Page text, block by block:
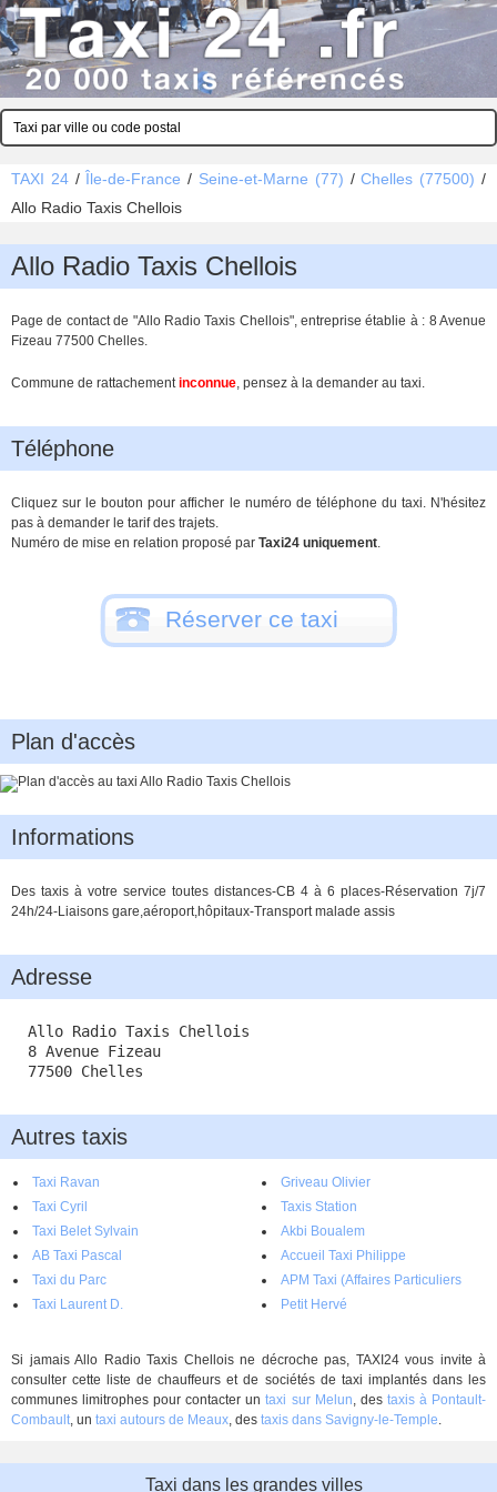
TAXI 24/ Île-de-France / Seine-et-Marne (77) /Chelles (77500) /
Allo Radio Taxis Chellois
Allo Radio Taxis Chellois
Page de contact de "Allo Radio Taxis Chellois", entreprise établie à : 8 Avenue
Fizeau 77500 Chelles.
Commune de rattachementinconnue, pensez à la demander au taxi.
Téléphone
Cliquez sur le bouton pour afficher le numéro de téléphone du taxi. N'hésitez
pas à demander le tarif des trajets.
Numéro de mise en relation proposé par Taxi24 uniquement.
Réserver ce taxi
Plan d'accès
Informations
Des taxis à votre service toutes distances-CB 4 à 6 places-Réservation 7j/7
24h/24-Liaisons gare,aéroport,hôpitaux-Transport malade assis
Adresse
Allo Radio Taxis Chellois
8 Avenue Fizeau
77500 Chelles
Autres taxis
Taxi Ravan
Griveau Olivier
Taxi Cyril
Taxis Station
Taxi Belet Sylvain
Akbi Boualem
AB Taxi Pascal
Accueil Taxi Philippe
Taxi du Parc
APM Taxi (Affaires Particuliers
Médical)
Taxi Laurent D. Petit Hervé
Si jamais Allo Radio Taxis Chellois ne décroche pas, TAXI24 vous invite à
consulter cette liste de chauffeurs et de sociétés de taxi implantés dans les
communes limitrophes pour contacter untaxi sur Melun, des taxis à Pontault-
Combault, un taxi autours de Meaux, des taxis dans Savigny-le-Temple.
Taxi dans les grandes villes